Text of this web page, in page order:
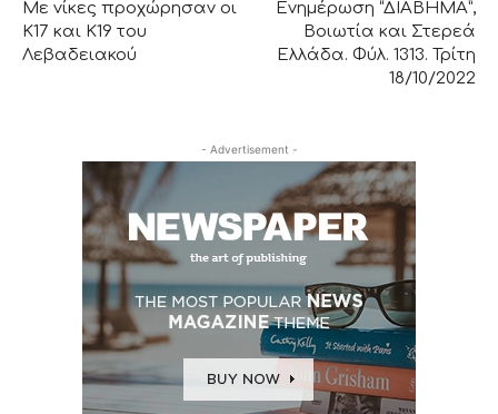
Με νίκες προχώρησαν οι
Κ17 και K19 του
Λεβαδειακού
Ενημέρωση “ΔΙΑΒΗΜΑ”,
Βοιωτία και Στερεά
Ελλάδα. Φύλ. 1313. Τρίτη
18/10/2022
- Advertisement -